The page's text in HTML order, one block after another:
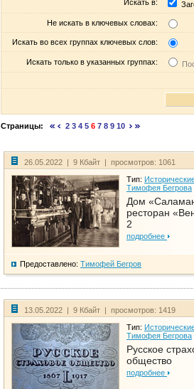
Искать в:
Не искать в ключевых словах:
Искать во всех группах ключевых слов:
Искать только в указанных группах:
Страницы: 2 3 4 5 6 7 8 9 10
26.05.2022 | 9 Кбайт | просмотров: 1061
Тип:
Тимофея Бегрова
Дом
ресторан
2
подробнее
Предоставлено: Тимофей Бегров
13.05.2022 | 9 Кбайт | просмотров: 1419
Тип:
Тимофея Бегрова
Русское
общество
подробнее